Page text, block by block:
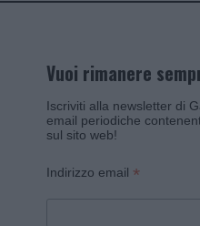
Vuoi rimanere
Iscriviti alla newsletter di
email periodiche
sul sito web!
Indirizzo email *